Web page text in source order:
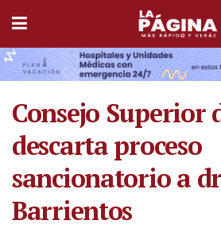
Consejo Superior
descarta proceso
sancionatorio a
Barrientos